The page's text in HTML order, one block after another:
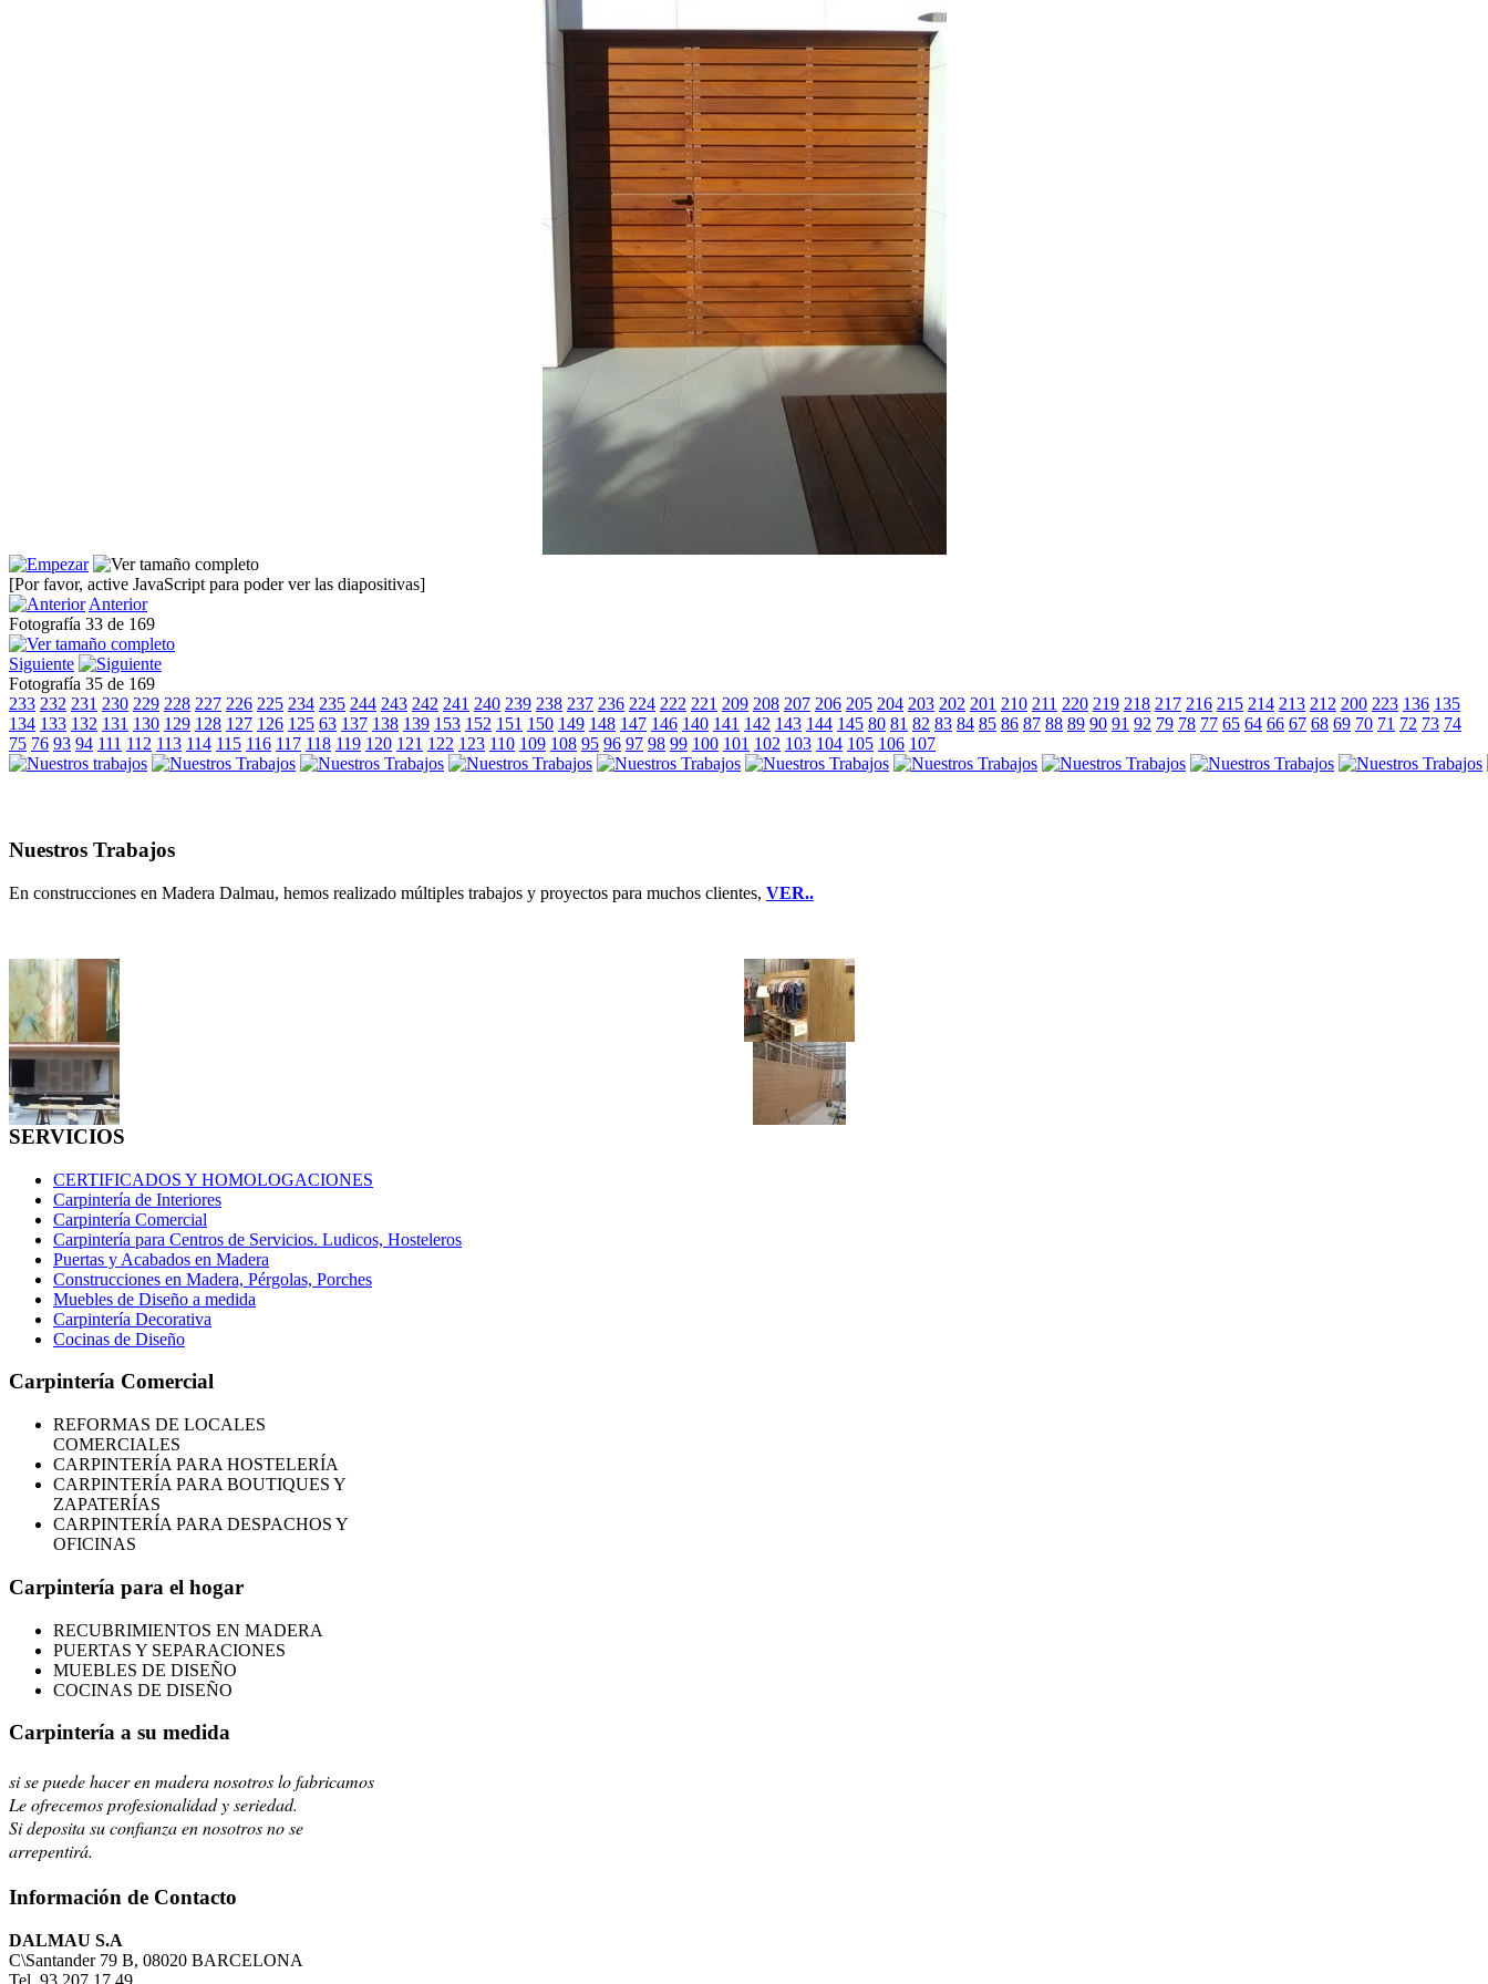
[Por favor, active JavaScript para poder ver las diapositivas]
Anterior
Fotografía 33 de 169
Siguiente
Fotografía 35 de 169
233 232 231 230 229 228 227 226 225 234 235 244 243 242 241 240 239 238 237 236 224 222 221 209 208 207 206 205 204 203 202 201 210 211 220 219 218 217 216 215 214 213 212 200 223 136 135
134 133 132 131 130 129 128 127 126 125 63 137 138 139 153 152 151 150 149 148 147 146 140 141 142 143 144 145 80 81 82 83 84 85 86 87 88 89 90 91 92 79 78 77 65 64 66 67 68 69 70 71 72 73 74
75 76 93 94 111 112 113 114 115 116 117 118 119 120 121 122 123 110 109 108 95 96 97 98 99 100 101 102 103 104 105 106 107
Nuestros Trabajos
En construcciones en Madera Dalmau, hemos realizado múltiples trabajos y proyectos para muchos clientes, VER..
SERVICIOS
CERTIFICADOS Y HOMOLOGACIONES
Carpintería de Interiores
Carpintería Comercial
Carpintería para Centros de Servicios. Ludicos, Hosteleros
Puertas y Acabados en Madera
Construcciones en Madera, Pérgolas, Porches
Muebles de Diseño a medida
Carpintería Decorativa
Cocinas de Diseño
Carpintería Comercial
REFORMAS DE LOCALES
COMERCIALES
CARPINTERÍA PARA HOSTELERÍA
CARPINTERÍA PARA BOUTIQUES Y
ZAPATERÍAS
CARPINTERÍA PARA DESPACHOS Y
OFICINAS
Carpintería para el hogar
RECUBRIMIENTOS EN MADERA
PUERTAS Y SEPARACIONES
MUEBLES DE DISEÑO
COCINAS DE DISEÑO
Carpintería a su medida
si se puede hacer en madera nosotros lo fabricamos
Le ofrecemos profesionalidad y seriedad.
Si deposita su confianza en nosotros no se
arrepentirá.
Información de Contacto
DALMAU S.A
C\Santander 79 B, 08020 BARCELONA
Tel. 93 207 17 49